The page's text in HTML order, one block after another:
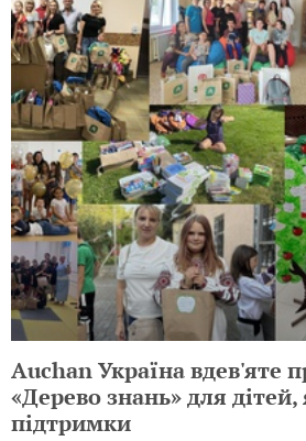
Auchan Україна вдев'яте
«Дерево знань» для
підтримки